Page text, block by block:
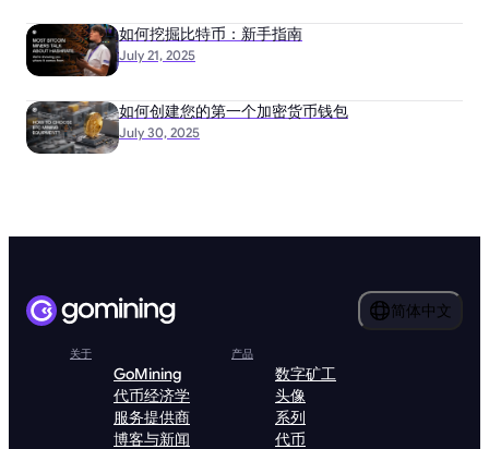
July 21, 2025
如何挖掘比特币：新手指南
July 30, 2025
如何创建您的第一个加密货币钱包
简体中文
关于
GoMining
代币经济学
服务提供商
博客与新闻
产品
数字矿工
头像
系列
代币